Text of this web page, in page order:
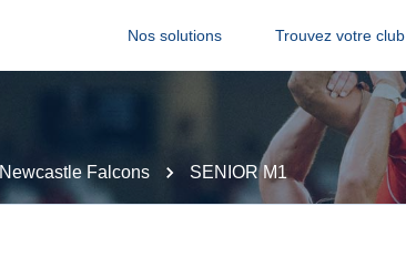
Nos solutions Trouvez votre club
Newcastle Falcons SENIOR M1